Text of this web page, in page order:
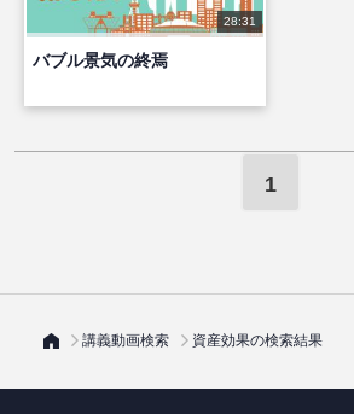
28:31
バブル景気の終焉
1
講義動画検索 資産効果の検索結果